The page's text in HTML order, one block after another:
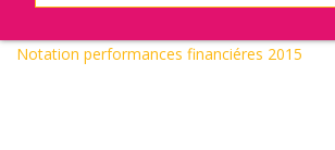
Notation performances financiéres 2015